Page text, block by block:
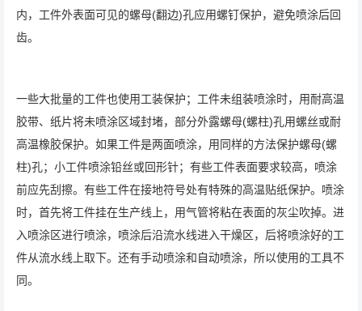
内，工件外表面可见的螺母(翻边)孔应用螺钉保护，避免喷涂后回
齿。
一些大批量的工件也使用工装保护；工件未组装喷涂时，用耐高温
胶带、纸片将未喷涂区域封堵，部分外露螺母(螺柱)孔用螺丝或耐
高温橡胶保护。如果工件是两面喷涂，用同样的方法保护螺母(螺
柱)孔；小工件喷涂铅丝或回形针；有些工件表面要求较高，喷涂
前应先刮擦。有些工件在接地符号处有特殊的高温贴纸保护。喷涂
时，首先将工件挂在生产线上，用气管将粘在表面的灰尘吹掉。进
入喷涂区进行喷涂，喷涂后沿流水线进入干燥区，后将喷涂好的工
件从流水线上取下。还有手动喷涂和自动喷涂，所以使用的工具不
同。